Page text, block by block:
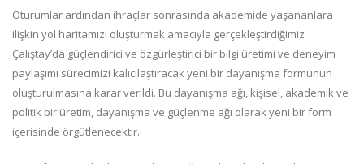
Oturumlar ardından ihraçlar sonrasında akademide yaşananlara
ilişkin yol haritamızı oluşturmak amacıyla gerçekleştirdiğimiz
Çalıştay’da güçlendirici ve özgürleştirici bir bilgi üretimi ve deneyim
paylaşımı sürecimizi kalıcılaştıracak yeni bir dayanışma formunun
oluşturulmasına karar verildi. Bu dayanışma ağı, kişisel, akademik ve
politik bir üretim, dayanışma ve güçlenme ağı olarak yeni bir form
içerisinde örgütlenecektir.